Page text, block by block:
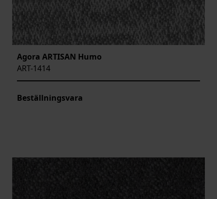
Agora ARTISAN Humo
ART-1414
Beställningsvara